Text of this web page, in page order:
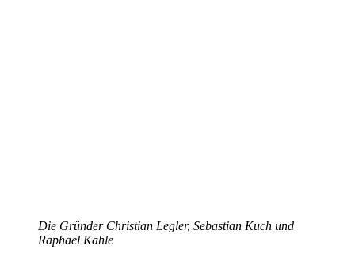
Die Gründer Christian Legler, Sebastian Kuch und
Raphael Kahle